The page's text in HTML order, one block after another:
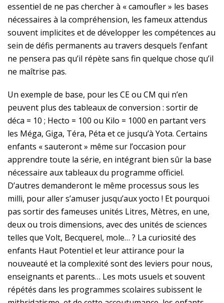
essentiel de ne pas chercher à « camoufler » les bases
nécessaires à la compréhension, les fameux attendus
souvent implicites et de développer les compétences au
sein de défis permanents au travers desquels l’enfant
ne pensera pas qu’il répète sans fin quelque chose qu’il
ne maîtrise pas.
Un exemple de base, pour les CE ou CM qui n’en
peuvent plus des tableaux de conversion : sortir de
déca = 10 ; Hecto = 100 ou Kilo = 1000 en partant vers
les Méga, Giga, Téra, Péta et ce jusqu’à Yota. Certains
enfants « sauteront » même sur l’occasion pour
apprendre toute la série, en intégrant bien sûr la base
nécessaire aux tableaux du programme officiel.
D’autres demanderont le même processus sous les
milli, pour aller s’amuser jusqu’aux yocto ! Et pourquoi
pas sortir des fameuses unités Litres, Mètres, en une,
deux ou trois dimensions, avec des unités de sciences
telles que Volt, Becquerel, mole… ? La curiosité des
enfants Haut Potentiel et leur attirance pour la
nouveauté et la complexité sont des leviers pour nous,
enseignants et parents… Les mots usuels et souvent
répétés dans les programmes scolaires subissent le